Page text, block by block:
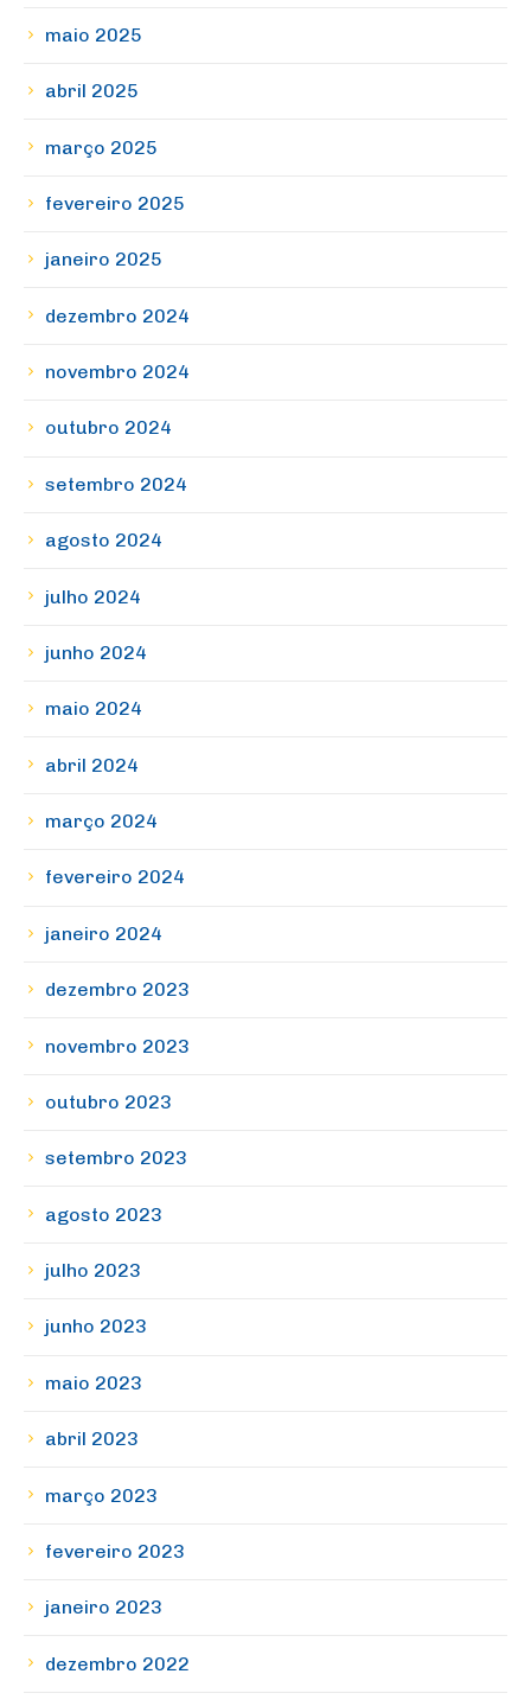
maio 2025
abril 2025
março 2025
fevereiro 2025
janeiro 2025
dezembro 2024
novembro 2024
outubro 2024
setembro 2024
agosto 2024
julho 2024
junho 2024
maio 2024
abril 2024
março 2024
fevereiro 2024
janeiro 2024
dezembro 2023
novembro 2023
outubro 2023
setembro 2023
agosto 2023
julho 2023
junho 2023
maio 2023
abril 2023
março 2023
fevereiro 2023
janeiro 2023
dezembro 2022